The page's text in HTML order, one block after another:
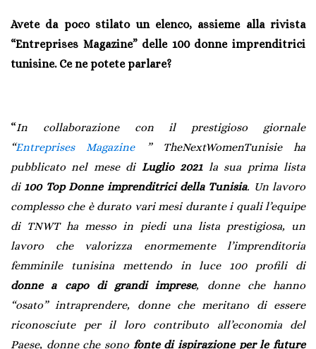
Avete da poco stilato un elenco, assieme alla rivista
“Entreprises Magazine” delle 100 donne imprenditrici
tunisine. Ce ne potete parlare?
“In collaborazione con il prestigioso giornale
“Entreprises Magazine” TheNextWomenTunisie ha
pubblicato nel mese di Luglio 2021la sua prima lista
di 100 Top Donne imprenditrici della Tunisia. Un lavoro
complesso che è durato vari mesi durante i quali l’equipe
di TNWT ha messo in piedi una lista prestigiosa, un
lavoro che valorizza enormemente l’imprenditoria
femminile tunisina mettendo in luce 100 profili di
donne a capo di grandi imprese, donne che hanno
“osato” intraprendere, donne che meritano di essere
riconosciute per il loro contributo all’economia del
Paese, donne che sono fonte di ispirazione per le future